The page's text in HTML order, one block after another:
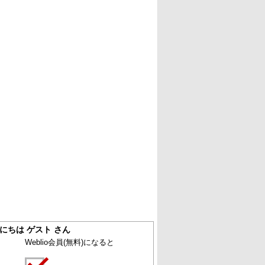
ちは ゲスト さん
Weblio会員(無料)になると